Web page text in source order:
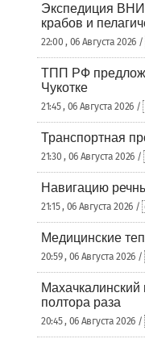
Экспедиция
крабов и
22:00 , 06 Августа 2026 /
ТПП РФ
Чукотке
21:45 , 06 Августа 2026 /
Транспортная
21:30 , 06 Августа 2026 /
Навигацию
21:15 , 06 Августа 2026 /
Медицинские
20:59 , 06 Августа 2026 /
полтора раза
20:45 , 06 Августа 2026 /